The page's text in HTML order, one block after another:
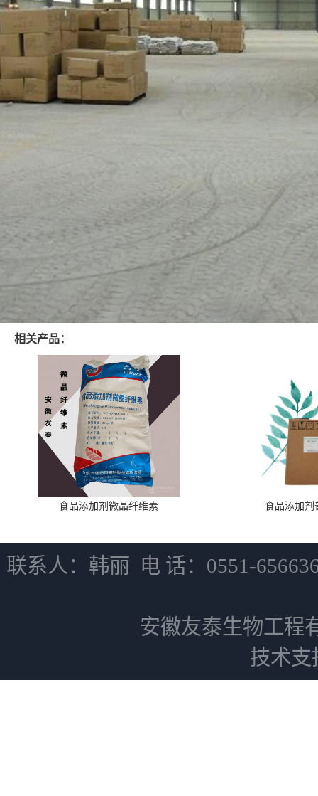
相关产品：
食品添加剂微晶纤维素 食品添加剂
联系人：韩丽 电 话：0551-
安徽友泰生物工程
技术